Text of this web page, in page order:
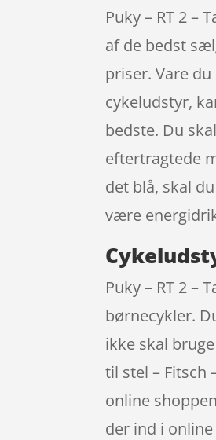
Puky – RT 2 –
af de bedst
priser. Vare
cykeludstyr,
bedste. Du
eftertragtede
det blå, skal
være
Puky – RT 2 –
børnecykler.
ikke skal
til stel – Fitsch
online
der ind i